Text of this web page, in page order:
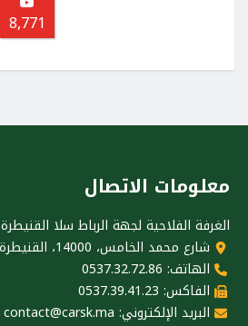
8,771
معلومات الاتصال
الغرفة الفلاحية لجهة الرباط سلا القنيطرة
شارع محمد الخامس، 14000، القنيطرة - المغرب
الهاتف: 0537.32.72.86
الفاكس: 0537.39.41.23
البريد الإلكتروني: contact@carsk.ma